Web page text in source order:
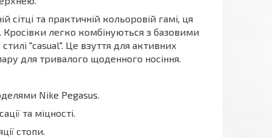
сітці та практичній кольоровій гамі, ця
Кросівки легко комбінуються з базовими
"casual". Це взуття для активних
для тривалого щоденного носіння.
Nike Pegasus.
та міцності.
стопи.